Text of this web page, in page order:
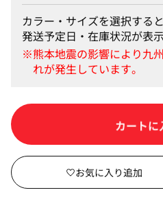
カラー・サイズを選択すると
発送予定日・在庫状況が表
カートに